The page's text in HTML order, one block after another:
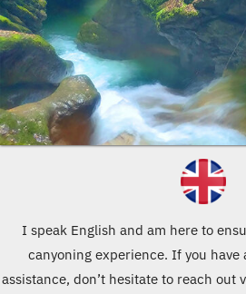
I speak English and am here to
canyoning experience. If you have
assistance, don’t hesitate to reach out